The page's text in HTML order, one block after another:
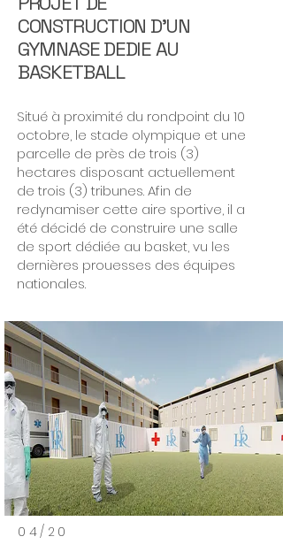
CONSTRUCTION D'UN
GYMNASE DEDIE AU
BASKETBALL
Situé à proximité du rondpoint du 10
octobre, le stade olympique et une
parcelle de près de trois (3)
hectares disposant actuellement
de trois (3) tribunes. Afin de
redynamiser cette aire sportive, il a
été décidé de construire une salle
de sport dédiée au basket, vu les
dernières prouesses des équipes
nationales.
04/20